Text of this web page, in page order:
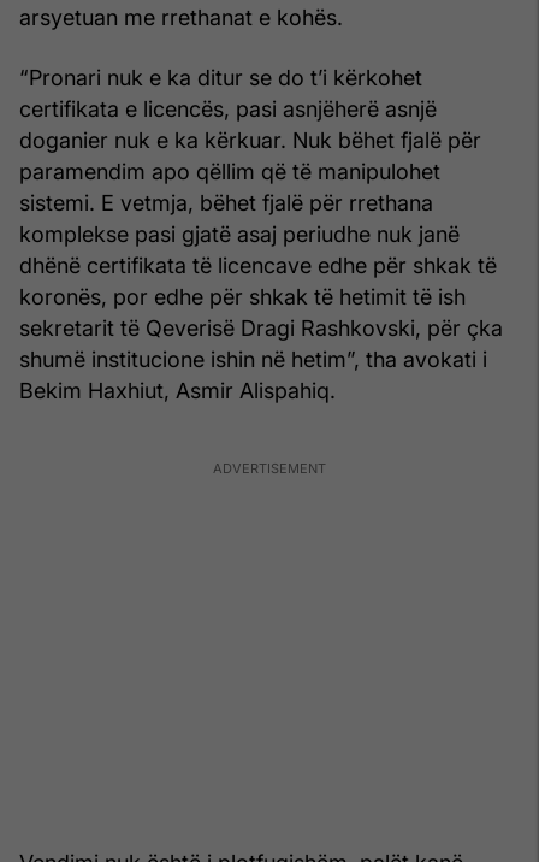
arsyetuan me rrethanat e kohës.
“Pronari nuk e ka ditur se do t’i kërkohet
certifikata e licencës, pasi asnjëherë asnjë
doganier nuk e ka kërkuar. Nuk bëhet fjalë për
paramendim apo qëllim që të manipulohet
sistemi. E vetmja, bëhet fjalë për rrethana
komplekse pasi gjatë asaj periudhe nuk janë
dhënë certifikata të licencave edhe për shkak të
koronës, por edhe për shkak të hetimit të ish
sekretarit të Qeverisë Dragi Rashkovski, për çka
shumë institucione ishin në hetim”, tha avokati i
Bekim Haxhiut, Asmir Alispahiq.